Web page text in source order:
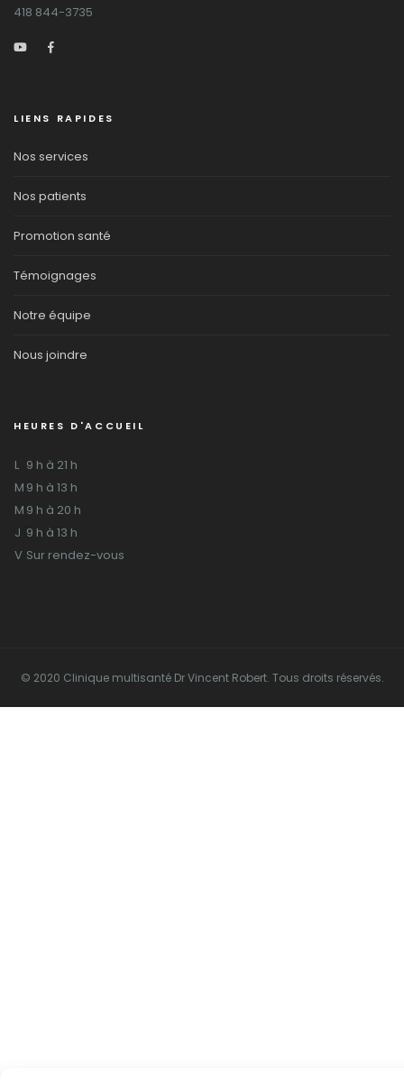
418 844-3735
LIENS RAPIDES
Nos services
Nos patients
Promotion santé
Témoignages
Notre équipe
Nous joindre
HEURES D'ACCUEIL
L 9 h à 21 h
M 9 h à 13 h
M 9 h à 20 h
J 9 h à 13 h
V Sur rendez-vous
© 2020 Clinique multisanté Dr Vincent Robert. Tous droits réservés.